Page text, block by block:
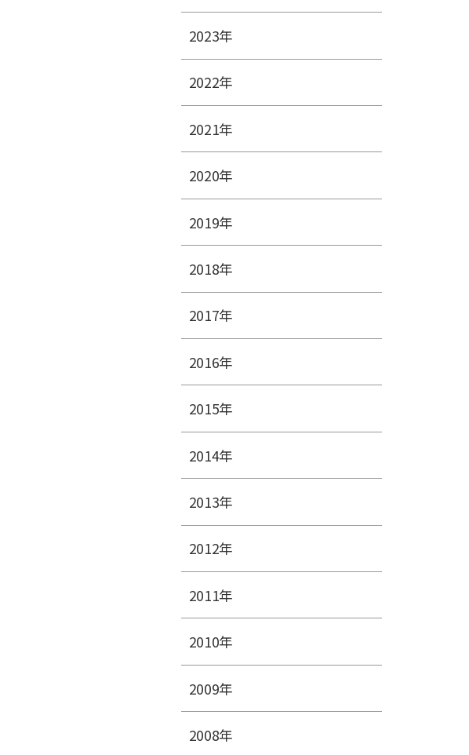
2023年
2022年
2021年
2020年
2019年
2018年
2017年
2016年
2015年
2014年
2013年
2012年
2011年
2010年
2009年
2008年